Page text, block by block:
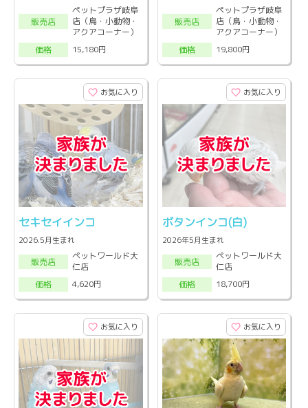
販売店
ペットプラザ岐阜
店（鳥・小動物・
アクアコーナー）
価格
15,180円
販売店
ペットプラザ岐阜
店（鳥・小動物・
アクアコーナー）
価格
19,800円
お気に入り
セキセイインコ
2026.5月生まれ
販売店
ペットワールド大
仁店
価格
4,620円
お気に入り
ボタンインコ(白)
2026年5月生まれ
販売店
ペットワールド大
仁店
価格
18,700円
お気に入り お気に入り